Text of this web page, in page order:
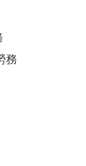
務